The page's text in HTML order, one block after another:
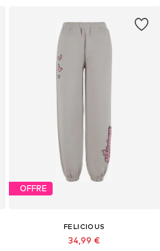
OFFRE
FELICIOUS
34,99 €